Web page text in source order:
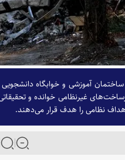
آموزشی و خوابگاه دانشجویی
زیرساخت‌های غیرنظامی خوانده و
نظامی را هدف قرار می‌دهند.